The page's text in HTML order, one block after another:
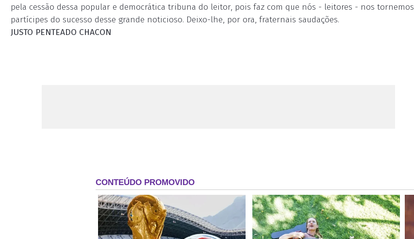
pela cessão dessa popular e democrática tribuna do leitor, pois faz com que nós - leitores - nos tornemos
partícipes do sucesso desse grande noticioso. Deixo-lhe, por ora, fraternais saudações.
JUSTO PENTEADO CHACON